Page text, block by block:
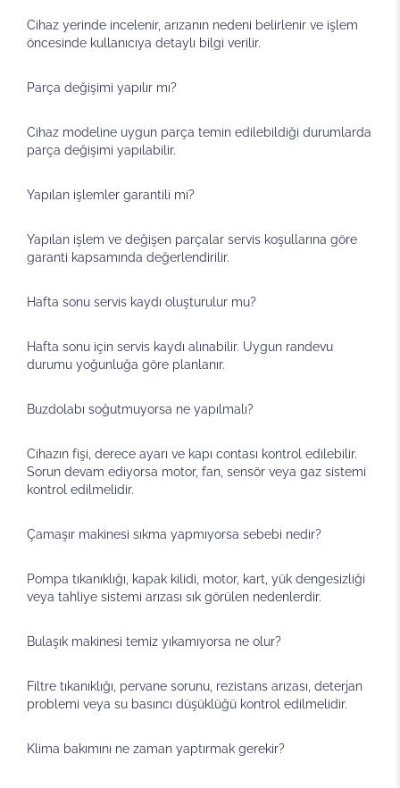
Cihaz yerinde incelenir, arızanın nedeni belirlenir ve işlem
öncesinde kullanıcıya detaylı bilgi verilir.
Parça değişimi yapılır mı?
Cihaz modeline uygun parça temin edilebildiği durumlarda
parça değişimi yapılabilir.
Yapılan işlemler garantili mi?
Yapılan işlem ve değişen parçalar servis koşullarına göre
garanti kapsamında değerlendirilir.
Hafta sonu servis kaydı oluşturulur mu?
Hafta sonu için servis kaydı alınabilir. Uygun randevu
durumu yoğunluğa göre planlanır.
Buzdolabı soğutmuyorsa ne yapılmalı?
Cihazın fişi, derece ayarı ve kapı contası kontrol edilebilir.
Sorun devam ediyorsa motor, fan, sensör veya gaz sistemi
kontrol edilmelidir.
Çamaşır makinesi sıkma yapmıyorsa sebebi nedir?
Pompa tıkanıklığı, kapak kilidi, motor, kart, yük dengesizliği
veya tahliye sistemi arızası sık görülen nedenlerdir.
Bulaşık makinesi temiz yıkamıyorsa ne olur?
Filtre tıkanıklığı, pervane sorunu, rezistans arızası, deterjan
problemi veya su basıncı düşüklüğü kontrol edilmelidir.
Klima bakımını ne zaman yaptırmak gerekir?